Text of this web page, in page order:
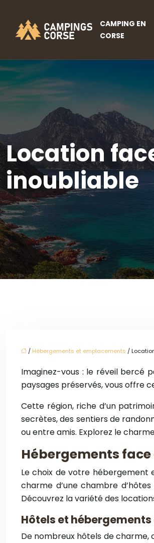
CAMPING EN
CORSE
Location
inoubliable
/ Hébergements et emplacements /
Imaginez-vous : le réveil bercé
paysages préservés, vous offre
Cette région, riche d’un
secrètes, des sentiers de
ou entre amis. Explorez le
Hébergements
Le choix de votre hébergement
charme d’une chambre
Découvrez la variété des
Hôtels et
De nombreux hôtels de charme,